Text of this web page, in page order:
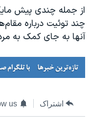
از جمله چندی پیش
چند توئیت درباره
آنها به جای کمک به
اشتراک us